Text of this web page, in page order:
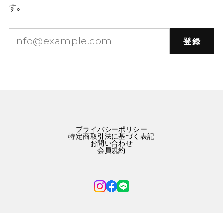
す。
登録
プライバシーポリシー
特定商取引法に基づく表記
お問い合わせ
会員規約